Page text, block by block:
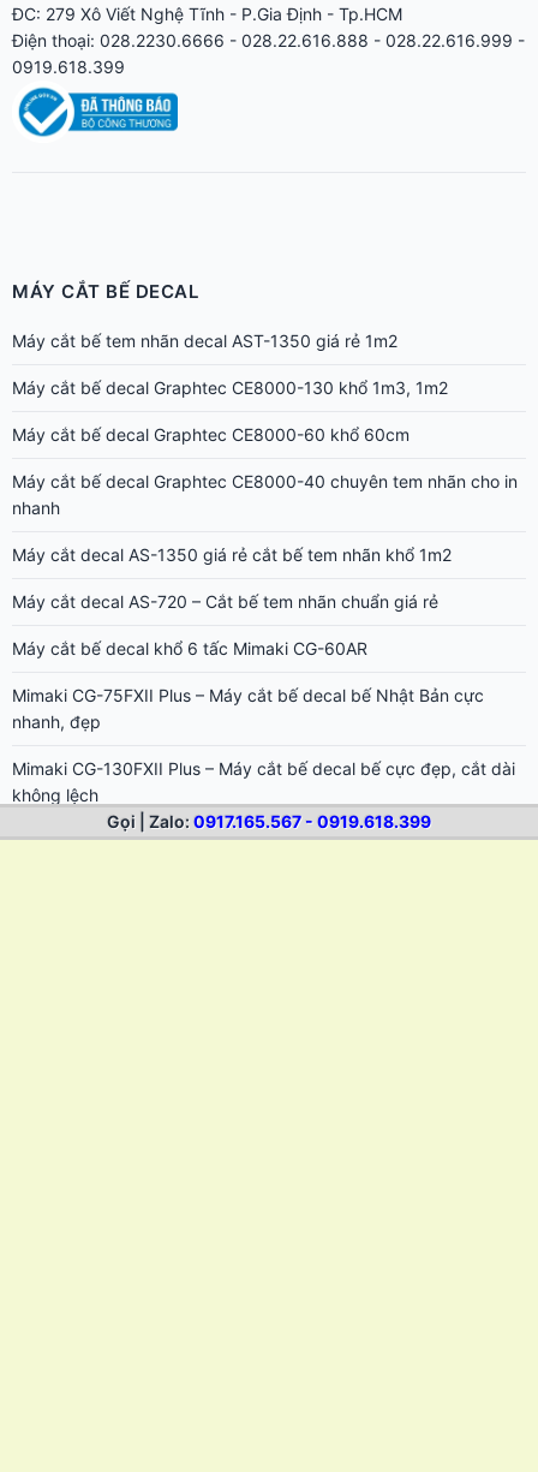
ĐC: 279 Xô Viết Nghệ Tĩnh - P.Gia Định - Tp.HCM
Điện thoại: 028.2230.6666 - 028.22.616.888 - 028.22.616.999 -
0919.618.399
Gọi | Zalo:0917.165.567 - 0919.618.399
MÁY CẮT BẾ DECAL
Máy cắt bế tem nhãn decal AST-1350 giá rẻ 1m2
Máy cắt bế decal Graphtec CE8000-130 khổ 1m3, 1m2
Máy cắt bế decal Graphtec CE8000-60 khổ 60cm
Máy cắt bế decal Graphtec CE8000-40 chuyên tem nhãn cho in
nhanh
Máy cắt decal AS-1350 giá rẻ cắt bế tem nhãn khổ 1m2
Máy cắt decal AS-720 – Cắt bế tem nhãn chuẩn giá rẻ
Máy cắt bế decal khổ 6 tấc Mimaki CG-60AR
Mimaki CG-75FXII Plus – Máy cắt bế decal bế Nhật Bản cực
nhanh, đẹp
Mimaki CG-130FXII Plus – Máy cắt bế decal bế cực đẹp, cắt dài
không lệch
Mimaki CG-160FXII Plus – Máy cắt bế decal khổ lớn 1m6 Nhật